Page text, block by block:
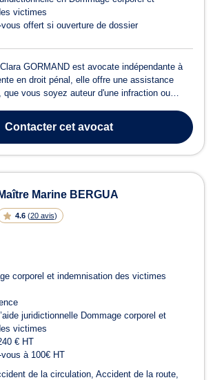
victimes
vous offert si ouverture de dossier
GORMAND est avocate indépendante à
en droit pénal, elle offre une assistance
que vous soyez auteur d'une infraction ou
que ce soit durant la garde-à-vue
Contactercet avocat
Maître Marine BERGUA
4.6 (20 avis)
corporel et indemnisation des victimes
juridictionnelle Dommage corporel et
victimes
€ HT
à 100€ HT
de la circulation Accident de la route